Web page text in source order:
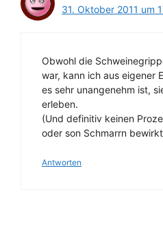
31. Oktober 2011 um
Obwohl die
war, kann ich aus eigener
es sehr unangenehm ist,
erleben.
(Und definitiv keinen
oder son Schmarrn
Antworten